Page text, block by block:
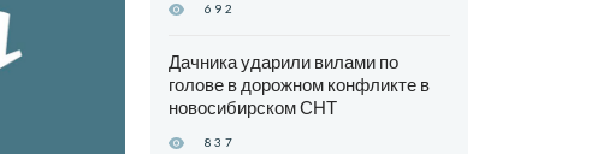
692
Дачника ударили вилами по
голове в дорожном конфликте в
новосибирском СНТ
837